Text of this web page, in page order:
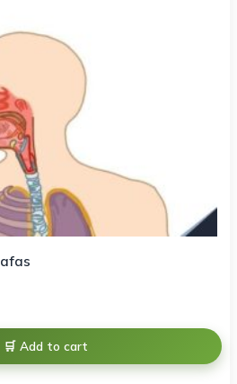
Add to cart